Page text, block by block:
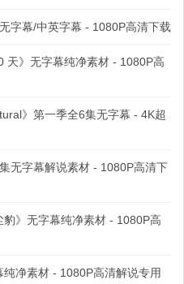
字幕/中英字幕 - 1080P高清下载
天》无字幕纯净素材 - 1080P高
》第一季全6集无字幕 - 4K超
无字幕解说素材 - 1080P高清下
》无字幕纯净素材 - 1080P高
净素材 - 1080P高清解说专用